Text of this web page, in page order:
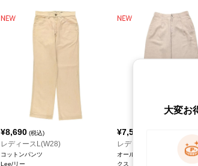
¥8,690 (税込)
レディースL(W28)
コットンパンツ
Lee/リー
¥7,590
レディースL(W28)
オールドギャップ リネンパン
クス
大変お